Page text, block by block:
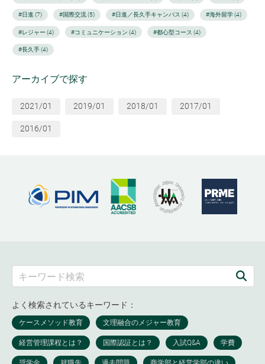
#日進 (7) #国際交流 (5) #日進／長久手キャンパス (4) #海外留学 (4)
#レジャー (4) #コミュニケーション (4) #都心型コース (4)
#長久手 (4)
アーカイブで探す
2021/01 2019/01 2018/01 2017/01
2016/01
よく検索されているキーワード：